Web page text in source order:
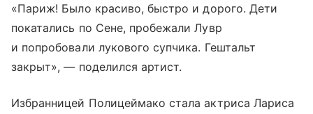
«Париж! Было красиво, быстро и дорого. Дети
покатались по Сене, пробежали Лувр
и попробовали лукового супчика. Гештальт
закрыт», — поделился артист.
Избранницей Полицеймако стала актриса Лариса